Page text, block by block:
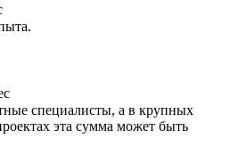
специалисты, а в крупных
эта сумма может быть